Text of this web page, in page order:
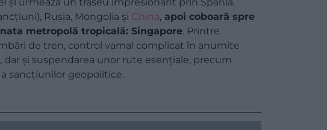
Rusia, Mongolia și China, apoi coboară spre
metropolă tropicală: Singapore. Printre
de tren, control vamal complicat în anumite
și suspendarea unor rute esențiale, precum
a sancțiunilor geopolitice.